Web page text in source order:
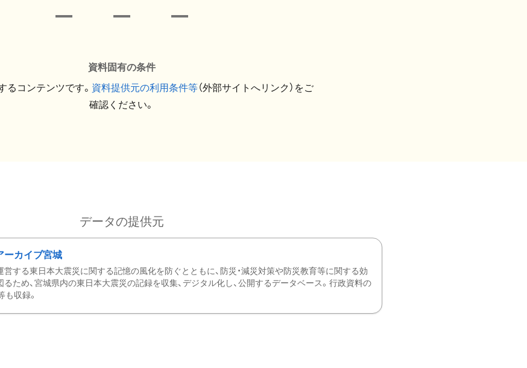
資料固有の条件
るコンテンツです。 資料提供元の利用条件等（外部サイトへリンク）をご
確認ください。
データの提供元
ーカイブ宮城
する東日本大震災に関する記憶の風化を防ぐとともに、防災・減災対策や防災教育等に関する効
ため、宮城県内の東日本大震災の記録を収集、デジタル化し、公開するデータベース。行政資料の
も収録。